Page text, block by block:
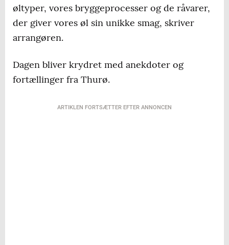
øltyper, vores bryggeprocesser og de råvarer,
der giver vores øl sin unikke smag, skriver
arrangøren.
Dagen bliver krydret med anekdoter og
fortællinger fra Thurø.
ARTIKLEN FORTSÆTTER EFTER ANNONCEN